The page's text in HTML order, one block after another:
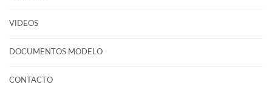
VIDEOS
DOCUMENTOS MODELO
CONTACTO